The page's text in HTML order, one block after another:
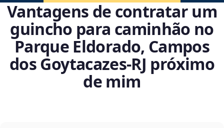
Vantagens de contratar um
guincho para caminhão no
Parque Eldorado, Campos
dos Goytacazes‑RJ próximo
de mim